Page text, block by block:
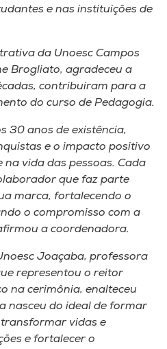
e nas instituições de
da Unoesc Campos
Brogliato, agradeceu a
contribuíram para a
do curso de Pedagogia.
30 anos de existência,
e o impacto positivo
vida das pessoas. Cada
que faz parte
marca, fortalecendo o
o compromisso com a
a coordenadora.
Joaçaba, professora
representou o reitor
na cerimônia, enalteceu
nasceu do ideal de formar
vidas e
e fortalecer o